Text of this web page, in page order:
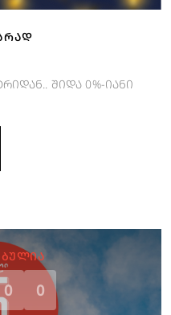
შიდა 0%-იანი
0 0